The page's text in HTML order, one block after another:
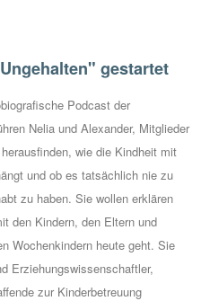
gestartet
Podcast der
Nelia und Alexander, Mitglieder
wie die Kindheit mit
und ob es tatsächlich nie zu
zu haben. Sie wollen erklären
den Kindern, den Eltern und
Wochenkindern heute geht. Sie
Erziehungswissenschaftler,
zur Kinderbetreuung